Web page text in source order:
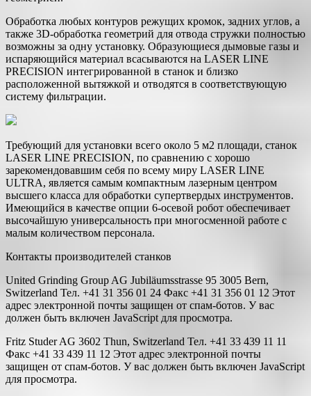
Обработка любых контуров режущих кромок, задних углов, а
также 3D-обработка геометрий для отвода стружки полностью
возможны за одну установку. Образующиеся дымовые газы и
испаряющийся материал всасываются на LASER LINE
PRECISION интегрированной в станок и близко
расположенной вытяжкой и отводятся в соответствующую
систему фильтрации.
Требующий для установки всего около 5 м2 площади, станок
LASER LINE PRECISION, по сравнению с хорошо
зарекомендовавшим себя по всему миру LASER LINE
ULTRA, является самым компактным лазерным центром
высшего класса для обработки супертвердых инструментов.
Имеющийся в качестве опции 6-осевой робот обеспечивает
высочайшую универсальность при многосменной работе с
малым количеством персонала.
Контакты производителей станков
United Grinding Group AG Jubiläumsstrasse 95 3005 Bern,
Switzerland Тел. +41 31 356 01 24 Факс +41 31 356 01 12 Этот
адрес электронной почты защищен от спам-ботов. У вас
должен быть включен JavaScript для просмотра.
Fritz Studer AG 3602 Thun, Switzerland Тел. +41 33 439 11 11
Факс +41 33 439 11 12 Этот адрес электронной почты
защищен от спам-ботов. У вас должен быть включен JavaScript
для просмотра.